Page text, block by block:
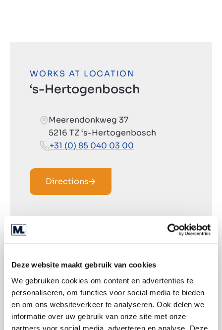
Deze website maakt gebruik van cookies
We gebruiken cookies om content en advertenties te
personaliseren, om functies voor social media te bieden
en om ons websiteverkeer te analyseren. Ook delen we
informatie over uw gebruik van onze site met onze
partners voor social media, adverteren en analyse. Deze
WORKS AT LOCATION
‘s-Hertogenbosch
Meerendonkweg 37
5216 TZ ‘s-Hertogenbosch
+31 (0) 85 040 03 00
Directions